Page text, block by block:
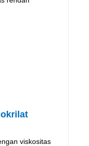
viskositas